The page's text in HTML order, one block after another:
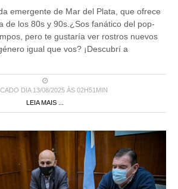
emergente de Mar del Plata, que ofrece
de los 80s y 90s.¿Sos fanático del pop-
pero te gustaría ver rostros nuevos
igual que vos? ¡Descubrí a
DIA 13/08/2025 ÀS 02H51MIN
LEIA MAIS ...